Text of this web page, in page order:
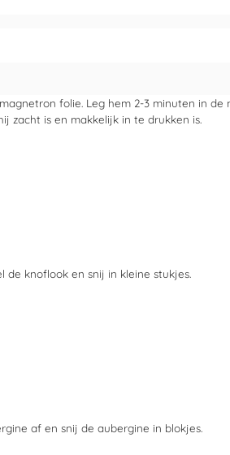
folie. Leg hem 2-3 minuten in de
zacht is en makkelijk in te drukken is.
de knoflook en snij in kleine stukjes.
af en snij de aubergine in blokjes.